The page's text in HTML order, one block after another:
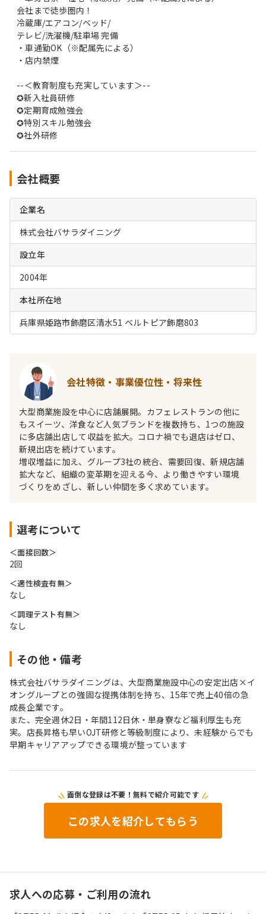
会社まで徒歩圏内！
冷蔵庫/エアコン/ベッド/
テレビ/洗濯機/駐車場 完備
・車通勤OK（※配属先による）
・店内禁煙
--＜教育制度も充実しています＞--
✪新入社員研修
✪定期育成勉強会
✪特別スキル勉強会
✪社外研修
会社概要
企業名
株式会社バサラダイニング
設立年
2004年
本社所在地
兵庫県姫路市飾磨区清水51 ベルトピア飾磨803
会社特徴・事業優位性・将来性
大型商業施設を中心に店舗展開。カフェレストランの他に
もスイーツ、洋食など人気ブランドを複数持ち、1つの施設
に多店舗出店して収益を拡大。コロナ禍でも退店はゼロ、
新規出店を続けています。
増収増益に加え、グループ3社の統合、需要回復、新規店舗
拡大など、組織の変革期を迎える今、より働きやすい環境
づくりをめざし、新しい仲間を多く求めています。
選考について
＜面接回数＞
2回
＜適性検査有無＞
なし
＜調理テスト有無＞
なし
その他・備考
株式会社バサラダイニングは、大型商業施設中心の安定出店×イ
オングループとの強固な提携体制を持ち、15年で売上40倍の急
成長企業です。
また、完全週休2日・年間112日休・単身寮など福利厚生も充
実。店長昇格も早いOJT研修と等級制度により、未経験からでも
早期キャリアアップできる環境が整っています
面倒な登録は不要！無料で紹介可能です
この求人を紹介してもらう
求人への応募・ご利用の流れ